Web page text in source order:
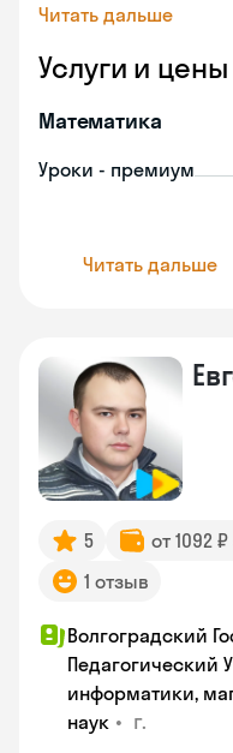
Читать дальше
Услуги и цены
Математика
Уроки - премиум
Читать дальше
5 от 1092
1 отзыв
Волгоградский
Педагогический
информатики,
наук • г.